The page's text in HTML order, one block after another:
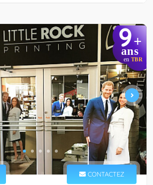
9+
ans
en TBR
CONTACTEZ